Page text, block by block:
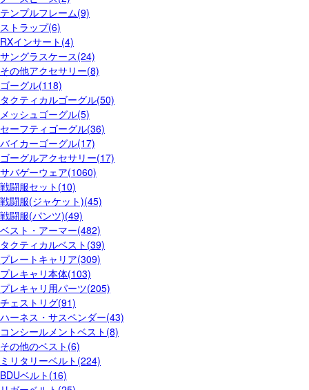
テンプルフレーム(9)
ストラップ(6)
RXインサート(4)
サングラスケース(24)
その他アクセサリー(8)
ゴーグル(118)
タクティカルゴーグル(50)
メッシュゴーグル(5)
セーフティゴーグル(36)
バイカーゴーグル(17)
ゴーグルアクセサリー(17)
サバゲーウェア(1060)
戦闘服セット(10)
戦闘服(ジャケット)(45)
戦闘服(パンツ)(49)
ベスト・アーマー(482)
タクティカルベスト(39)
プレートキャリア(309)
プレキャリ本体(103)
プレキャリ用パーツ(205)
チェストリグ(91)
ハーネス・サスペンダー(43)
コンシールメントベスト(8)
その他のベスト(6)
ミリタリーベルト(224)
BDUベルト(16)